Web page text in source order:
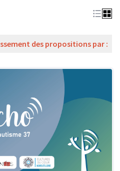
des propositions par :